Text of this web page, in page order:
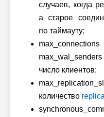
случаев, когда
а старое
по таймауту;
число клиентов;
количество